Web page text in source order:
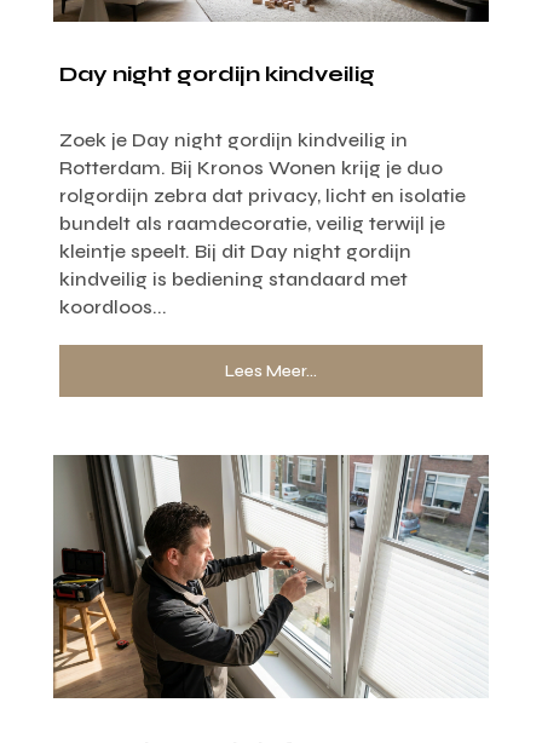
Day night gordijn kindveilig
Zoek je Day night gordijn kindveilig in
Rotterdam. Bij Kronos Wonen krijg je duo
rolgordijn zebra dat privacy, licht en isolatie
bundelt als raamdecoratie, veilig terwijl je
kleintje speelt. Bij dit Day night gordijn
kindveilig is bediening standaard met
koordloos...
Lees Meer...